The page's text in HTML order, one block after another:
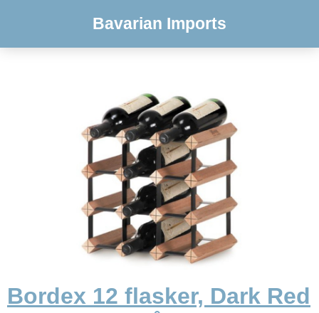
Bavarian Imports
Bordex 12 flasker, Dark Red